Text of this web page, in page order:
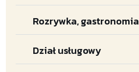
Rozrywka, gastronomia
Dział usługowy